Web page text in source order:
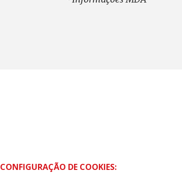
SCS Quadra 01 – Bloco “I” Ed. Central, 6º andar. Salas
Asa Sul – Brasília – DF
CONFIGURAÇÃO DE COOKIES: